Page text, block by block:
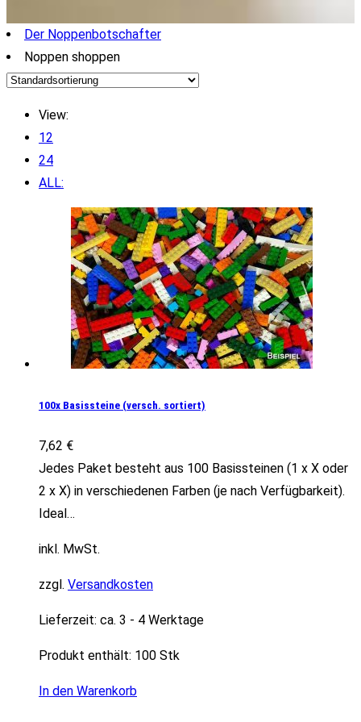
Der Noppenbotschafter
Noppen shoppen
View:
12
24
ALL:
100x Basissteine (versch. sortiert)
7,62 €
Jedes Paket besteht aus 100 Basissteinen (1 x X oder
2 x X) in verschiedenen Farben (je nach Verfügbarkeit).
Ideal…
inkl. MwSt.
zzgl. Versandkosten
Lieferzeit: ca. 3 - 4 Werktage
Produkt enthält: 100 Stk
In den Warenkorb